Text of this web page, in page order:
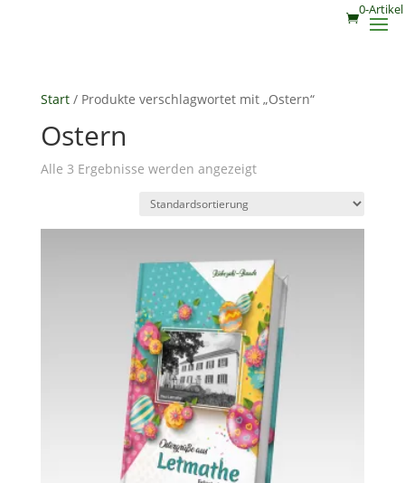
0-Artikel
Start/ Produkte verschlagwortet mit „Ostern“
Ostern
Alle 3 Ergebnisse werden angezeigt